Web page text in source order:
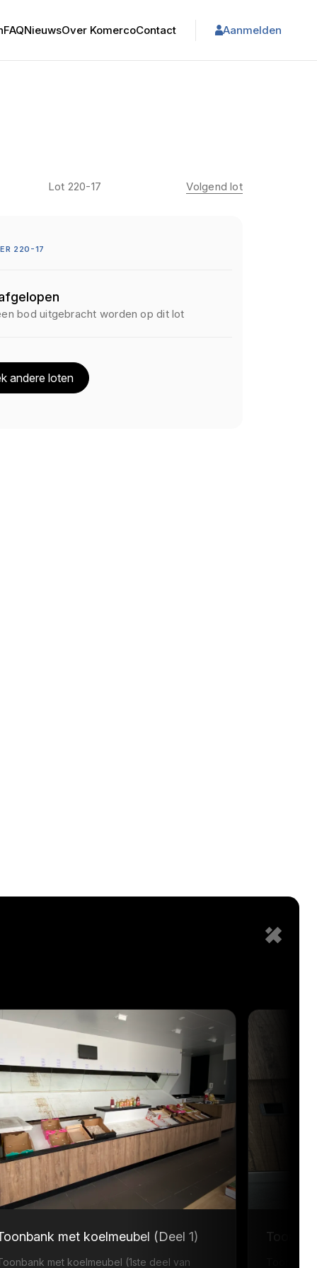
FAQNieuwsOver KomercoContact Aanmelden
Lot 220-17 Volgend lot
220-17
bod uitgebracht worden op dit lot
andere loten
met koelmeubel (Deel 1)
met koelmeubel (1ste deel van